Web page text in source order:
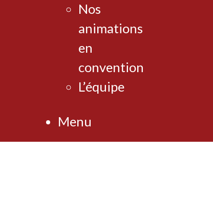
Nos
animations
en
convention
L’équipe
Menu